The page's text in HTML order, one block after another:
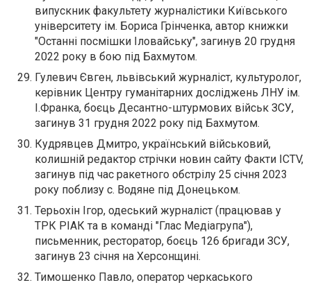
випускник факультету журналістики Київського
університету ім. Бориса Грінченка, автор книжки
"Останні посмішки Іловайську", загинув 20 грудня
2022 року в бою під Бахмутом.
Гулевич Євген, львівський журналіст, культуролог,
керівник Центру гуманітарних досліджень ЛНУ ім.
І.Франка, боєць Десантно-штурмових військ ЗСУ,
загинув 31 грудня 2022 року під Бахмутом.
Кудрявцев Дмитро, український військовий,
колишній редактор стрічки новин сайту Факти ICTV,
загинув під час ракетного обстрілу 25 січня 2023
року поблизу с. Водяне під Донецьком.
Терьохін Ігор, одеський журналіст (працював у
ТРК РІАК та в команді "Глас Медіагрупа"),
письменник, ресторатор, боєць 126 бригади ЗСУ,
загинув 23 січня на Херсонщині.
Тимошенко Павло, оператор черкаського